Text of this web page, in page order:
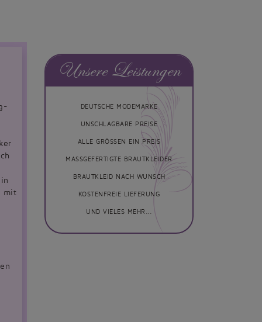
mit
Unsere Leistungen
DEUTSCHE MODEMARKE
UNSCHLAGBARE PREISE
ALLE GRÖSSEN EIN PREIS
MASSGEFERTIGTE BRAUTKLEIDER
BRAUTKLEID NACH WUNSCH
KOSTENFREIE LIEFERUNG
UND VIELES MEHR...